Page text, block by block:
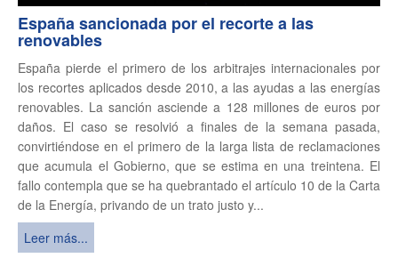
España sancionada por el recorte a las
renovables
España pierde el primero de los arbitrajes internacionales por
los recortes aplicados desde 2010, a las ayudas a las energías
renovables. La sanción asciende a 128 millones de euros por
daños. El caso se resolvió a finales de la semana pasada,
convirtiéndose en el primero de la larga lista de reclamaciones
que acumula el Gobierno, que se estima en una treintena. El
fallo contempla que se ha quebrantado el artículo 10 de la Carta
de la Energía, privando de un trato justo y...
Leer más...